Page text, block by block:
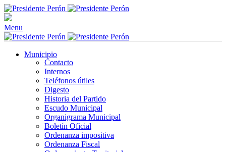
Menu
Municipio
Contacto
Internos
Teléfonos útiles
Digesto
Historia del Partido
Escudo Municipal
Organigrama Municipal
Boletín Oficial
Ordenanza impositiva
Ordenanza Fiscal